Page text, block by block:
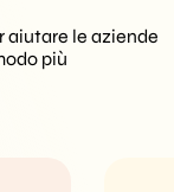
aiutare le aziende
più